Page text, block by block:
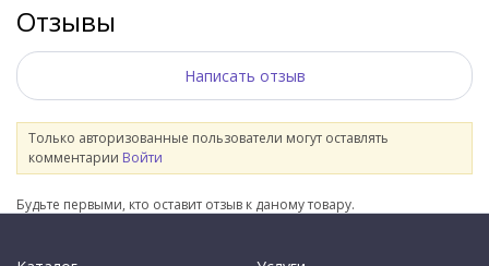
Отзывы
Написать отзыв
Только авторизованные пользователи могут оставлять
комментарии Войти
Будьте первыми, кто оставит отзыв к даному товару.